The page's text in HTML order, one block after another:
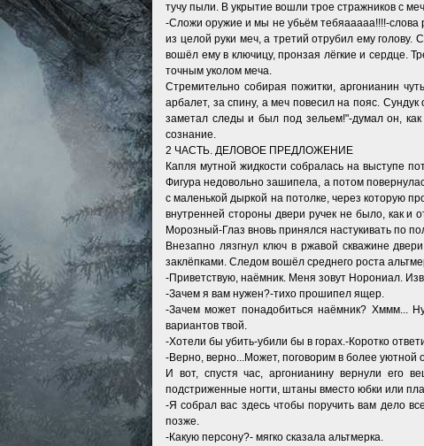
тучу пыли. В укрытие вошли трое стражников с
-Сложи оружие и мы не убьём тебяааааа!!!!-слова
из целой руки меч, а третий отрубил ему
вошёл ему в ключицу, пронзая лёгкие и сердце.
точным уколом меча.
Стремительно собирая пожитки, аргонианин
арбалет, за спину, а меч повесил на пояс.
заметал следы и был под зельем!"-думал он, как
сознание.
2 ЧАСТЬ. ДЕЛОВОЕ ПРЕДЛОЖЕНИЕ
Капля мутной жидкости собралась на выступе
Фигура недовольно зашипела, а потом
с маленькой дыркой на потолке, через которую
внутренней стороны двери ручек не было, как и
Морозный-Глаз вновь принялся настукивать по
Внезапно лязгнул ключ в ржавой скважине
заклёпками. Следом вошёл среднего роста
-Приветствую, наёмник. Меня зовут Норониал.
-Зачем я вам нужен?-тихо прошипел ящер.
-Зачем может понадобиться наёмник? Хммм...
вариантов твой.
-Хотели бы убить-убили бы в горах.-Коротко
-Верно, верно...Может, поговорим в более
И вот, спустя час, аргонианину вернули его
подстриженные ногти, штаны вместо юбки или
-Я собрал вас здесь чтобы поручить вам дело
позже.
-Какую персону?- мягко сказала альтмерка.